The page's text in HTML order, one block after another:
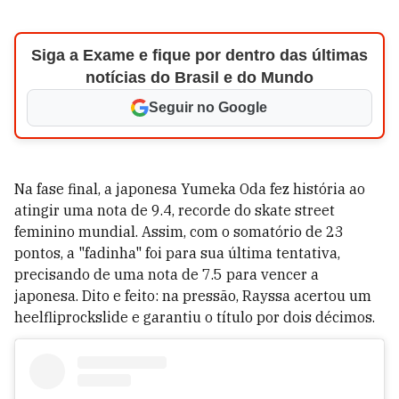
Siga a Exame e fique por dentro das últimas
notícias do Brasil e do Mundo
Seguir no Google
Na fase final, a japonesa Yumeka Oda fez história ao
atingir uma nota de 9.4, recorde do skate street
feminino mundial. Assim, com o somatório de 23
pontos, a "fadinha" foi para sua última tentativa,
precisando de uma nota de 7.5 para vencer a
japonesa. Dito e feito: na pressão, Rayssa acertou um
heelfliprockslide e garantiu o título por dois décimos.